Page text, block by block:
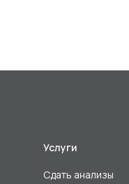
Услуги
Сдать анализы